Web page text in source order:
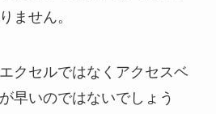
ません。
クセルではなくアクセスベ
早いのではないでしょう